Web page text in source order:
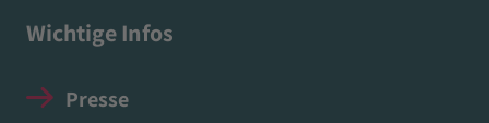
Wichtige Infos
Presse